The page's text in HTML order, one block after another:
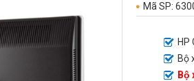
Mã SP:
HP
Bộ
Bộ